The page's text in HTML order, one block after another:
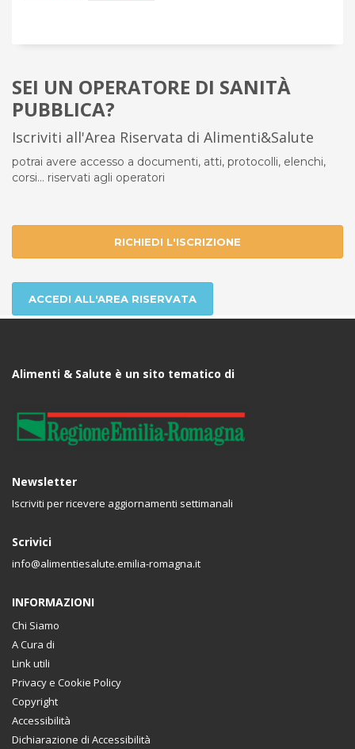
SEI UN OPERATORE DI SANITÀ
PUBBLICA?
Iscriviti all'Area Riservata di Alimenti&Salute
potrai avere accesso a documenti, atti, protocolli, elenchi,
corsi... riservati agli operatori
RICHIEDI L'ISCRIZIONE
ACCEDI ALL'AREA RISERVATA
Alimenti & Salute è un sito tematico di
Newsletter
Iscriviti per ricevere aggiornamenti settimanali
Scrivici
info@alimentiesalute.emilia-romagna.it
INFORMAZIONI
Chi Siamo
A Cura di
Link utili
Privacy e Cookie Policy
Copyright
Accessibilità
Dichiarazione di Accessibilità